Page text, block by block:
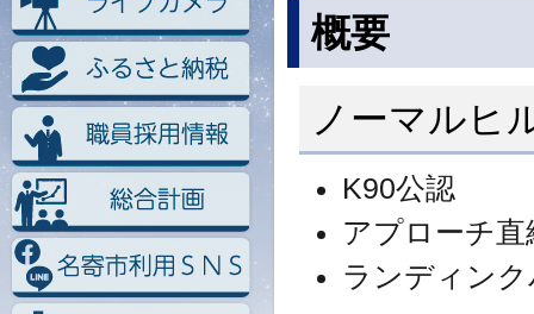
概要
ノーマルヒ
K90公認
アプローチ
ランディン